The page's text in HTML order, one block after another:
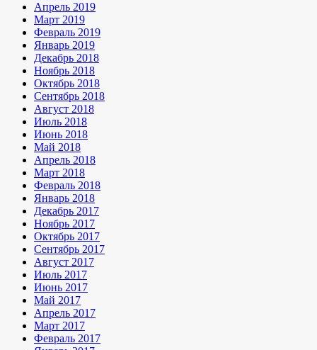
Апрель 2019
Март 2019
Февраль 2019
Январь 2019
Декабрь 2018
Ноябрь 2018
Октябрь 2018
Сентябрь 2018
Август 2018
Июль 2018
Июнь 2018
Май 2018
Апрель 2018
Март 2018
Февраль 2018
Январь 2018
Декабрь 2017
Ноябрь 2017
Октябрь 2017
Сентябрь 2017
Август 2017
Июль 2017
Июнь 2017
Май 2017
Апрель 2017
Март 2017
Февраль 2017